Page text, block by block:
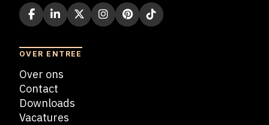
OVER ENTREE
Over ons
Contact
Downloads
Vacatures